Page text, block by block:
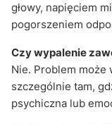
głowy, napięciem
pogorszeniem
Czy wypalenie
Nie. Problem może
szczególnie tam,
psychiczna lub